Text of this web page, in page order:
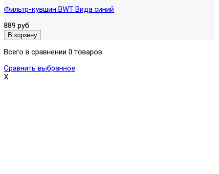
Фильтр-кувшин BWT Вида синий
889 руб
Всего в сравнении 0 товаров
Сравнить выбранное
X